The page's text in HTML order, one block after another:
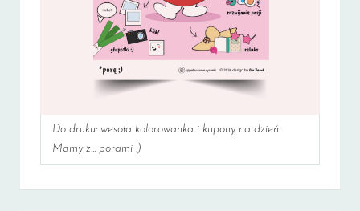
Do druku: wesoła kolorowanka i kupony na dzień
Mamy z... porami :)